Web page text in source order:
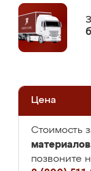
Цена
Стоимость
материалов
позвоните